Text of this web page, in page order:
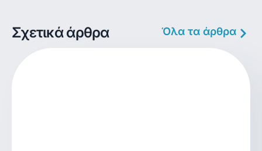
Σχετικά άρθρα Όλα τα άρθρα